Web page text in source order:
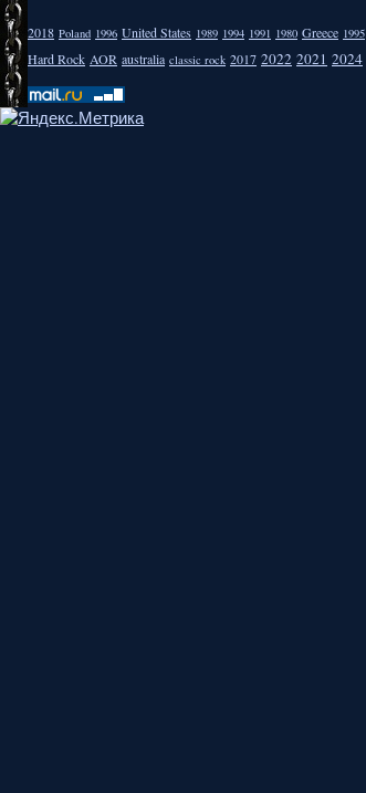
2018 Poland 1996 United States 1989 1994 1991 1980 Greece 1995
Hard Rock AOR australia classic rock 2017 2022 2021 2024